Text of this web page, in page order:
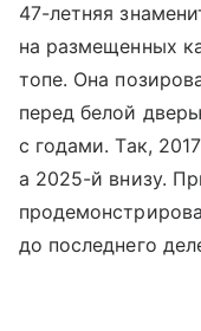
47-летняя
на размещенных
топе. Она
перед белой
с годами. Так,
а 2025-й внизу.
до последнего